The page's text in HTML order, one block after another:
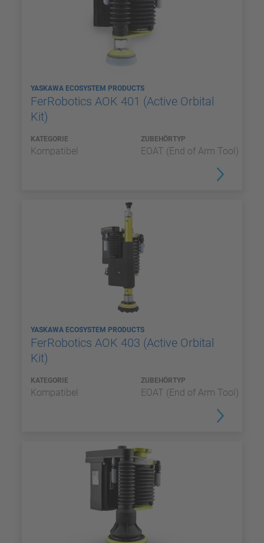
YASKAWA ECOSYSTEM PRODUCTS
FerRobotics AOK 401 (Active Orbital
Kit)
KATEGORIE
Kompatibel
ZUBEHÖRTYP
EOAT (End of Arm Tool)
YASKAWA ECOSYSTEM PRODUCTS
FerRobotics AOK 403 (Active Orbital
Kit)
KATEGORIE
Kompatibel
ZUBEHÖRTYP
EOAT (End of Arm Tool)